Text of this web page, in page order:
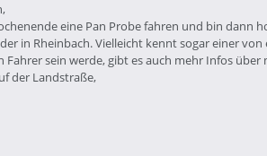
eine Pan Probe fahren und bin dann
in Rheinbach. Vielleicht kennt sogar einer
Fahrer sein werde, gibt es auch mehr Infos über
der Landstraße,